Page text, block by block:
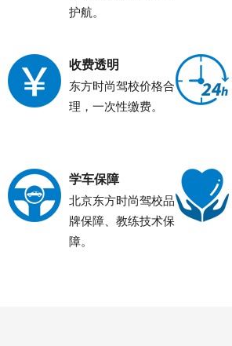
护航。
收费透明
东方时尚驾校价格合
理，一次性缴费。
学车保障
北京东方时尚驾校品
牌保障、教练技术保
障。